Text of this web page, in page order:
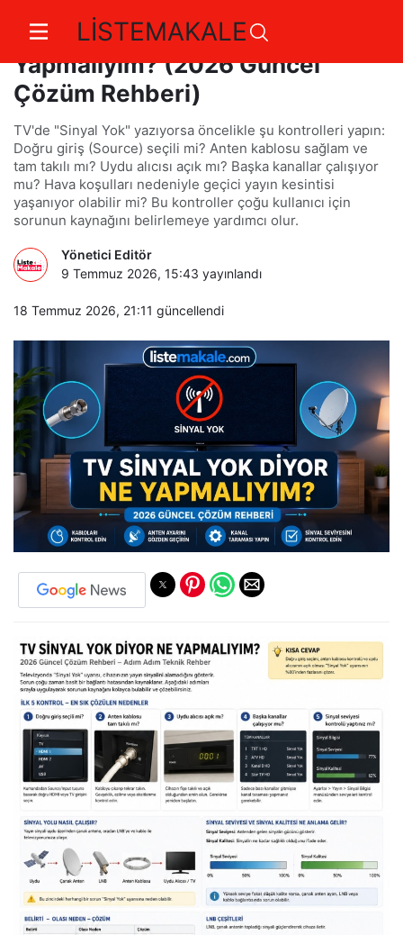
LİSTEMAKALE
TV Sinyal Yok Diyor Ne
Yapmalıyım? (2026 Güncel
Çözüm Rehberi)
TV'de "Sinyal Yok" yazıyorsa öncelikle şu kontrolleri yapın:
Doğru giriş (Source) seçili mi? Anten kablosu sağlam ve
tam takılı mı? Uydu alıcısı açık mı? Başka kanallar çalışıyor
mu? Hava koşulları nedeniyle geçici yayın kesintisi
yaşanıyor olabilir mi? Bu kontroller çoğu kullanıcı için
sorunun kaynağını belirlemeye yardımcı olur.
Yönetici Editör
9 Temmuz 2026, 15:43 yayınlandı
18 Temmuz 2026, 21:11 güncellendi